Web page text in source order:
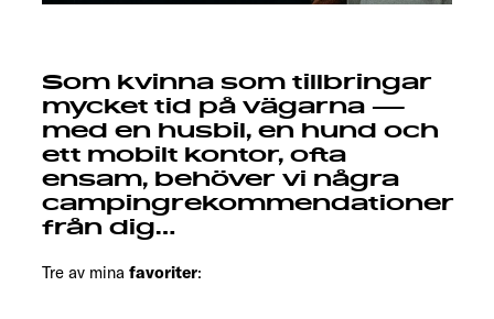
Som kvinna som tillbringar
mycket tid på vägarna —
med en husbil, en hund och
ett mobilt kontor, ofta
ensam, behöver vi några
campingrekommendationer
från dig…
Tre av mina favoriter: